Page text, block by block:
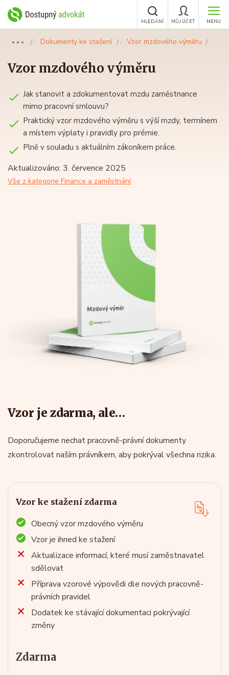
MENU
MŮJ ÚČET
HLEDÁNÍ
●●● Dokumenty ke stažení Vzor mzdového výměru
Vzor mzdového výměru
Jak stanovit a zdokumentovat mzdu zaměstnance
mimo pracovní smlouvu?
Praktický vzor mzdového výměru s výší mzdy, termínem
a místem výplaty i pravidly pro prémie.
Plně v souladu s aktuálním zákoníkem práce.
Aktualizováno: 3. července 2025
Vše z kategorie Finance a zaměstnání
Mzdový výměr
Vzor je zdarma, ale…
Doporučujeme nechat pracovně-právní dokumenty
zkontrolovat naším právníkem, aby pokrýval všechna rizika.
Vzor ke stažení zdarma
Obecný vzor mzdového výměru
Vzor je ihned ke stažení
Aktualizace informací, které musí zaměstnavatel
sdělovat
Příprava vzorové výpovědi dle nových pracovně-
právních pravidel
Dodatek ke stávající dokumentaci pokrývající
změny
Zdarma